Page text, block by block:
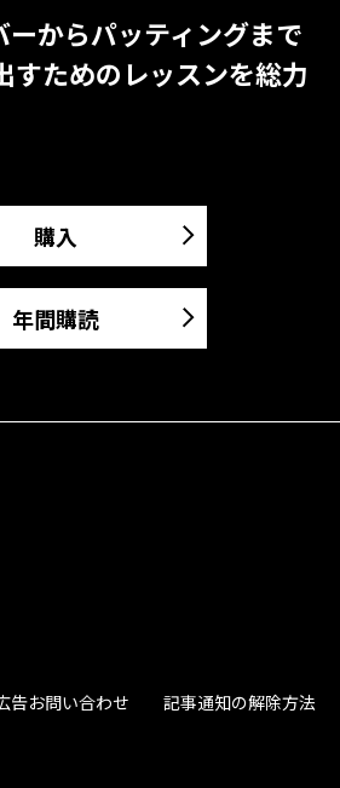
ーからパッティングまで
すためのレッスンを総力
購入
年間購読
告お問い合わせ 記事通知の解除方法